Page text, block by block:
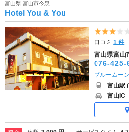
富山県 富山市今泉
Hotel You & You
口コミ1 件
富山県富山
076-425-
ブルームー
富山駅
富山IC